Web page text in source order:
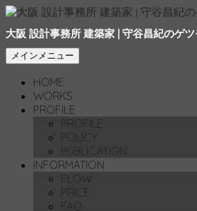
大阪 設計事務所 建築家 | 守谷昌紀のゲ
検
索
メインメニュー
へ
移
動
HOME
WORKS
PROFILE
PROFILE
POLICY
PUBLICATION
INFORMATION
FLOW
PRICE
FAQ